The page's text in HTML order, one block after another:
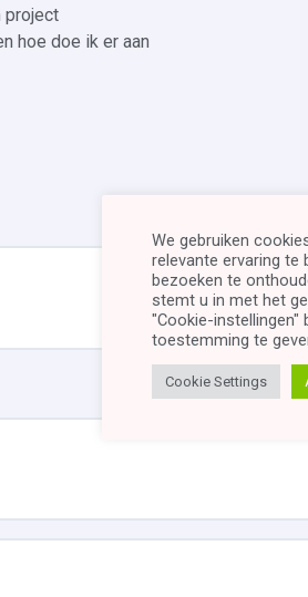
project
hoe doe ik er aan
We gebruiken
relevante ervaring te
bezoeken te
stemt u in met het
"Cookie-instellingen"
toestemming te
Cookie Settings